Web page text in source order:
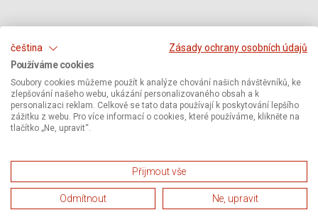
čeština
Zásady ochrany osobních údajů
Používáme cookies
Soubory cookies můžeme použít k analýze chování našich návštěvníků, ke
zlepšování našeho webu, ukázání personalizovaného obsah a k
personalizaci reklam. Celkově se tato data používají k poskytování lepšího
zážitku z webu. Pro více informací o cookies, které používáme, klikněte na
tlačítko „Ne, upravit“.
Přijmout vše
Odmítnout Ne, upravit